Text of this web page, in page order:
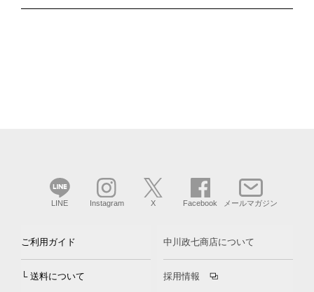
LINE Instagram X Facebook メールマガジン
ご利用ガイド
└ 送料について
中川政七商店について
採用情報